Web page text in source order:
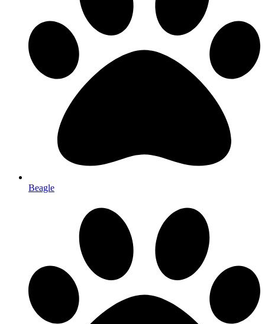
Beagle